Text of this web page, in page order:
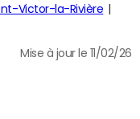
Victor-la-Rivière
Mise à jour le 11/02/26